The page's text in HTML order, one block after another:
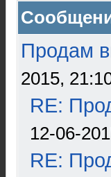
Продам
2015,
RE:
12-06-
RE: